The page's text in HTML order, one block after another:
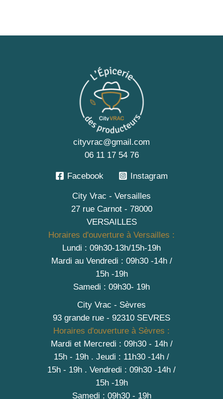
cityvrac@gmail.com
06 11 17 54 76
Facebook Instagram
City Vrac - Versailles
27 rue Carnot - 78000
VERSAILLES
Horaires d'ouverture à Versailles :
Lundi : 09h30-13h/15h-19h
Mardi au Vendredi : 09h30 -14h /
15h -19h
Samedi : 09h30- 19h
City Vrac - Sèvres
93 grande rue - 92310 SEVRES
Horaires d'ouverture à Sèvres :
Mardi et Mercredi : 09h30 - 14h /
15h - 19h . Jeudi : 11h30 -14h /
15h - 19h . Vendredi : 09h30 -14h /
15h -19h
Samedi : 09h30 - 19h